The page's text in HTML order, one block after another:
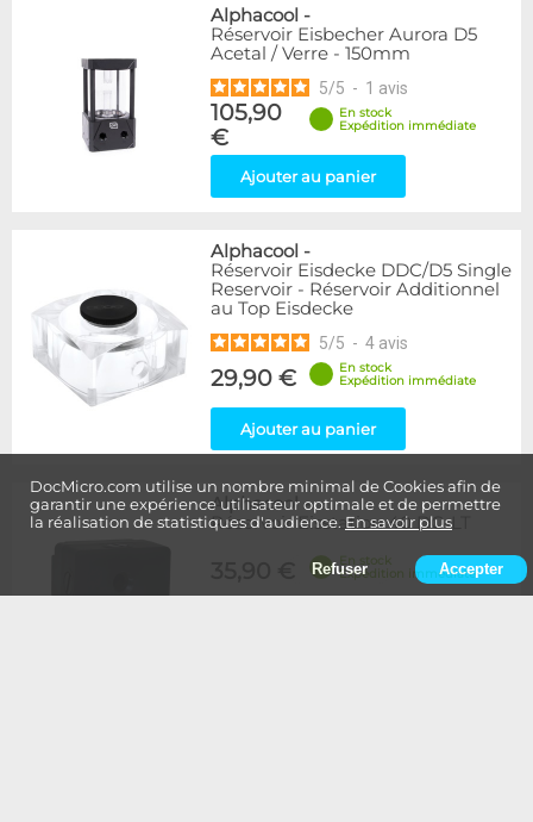
DocMicro.com utilise un nombre minimal de Cookies afin de
garantir une expérience utilisateur optimale et de permettre
la réalisation de statistiques d'audience. En savoir plus
Refuser Accepter
Alphacool -
Réservoir Eisbecher Aurora D5
Acetal / Verre - 150mm
5/5 - 1 avis
105,90
€
En stock
Expédition immédiate
Ajouter au panier
Alphacool -
Réservoir Eisdecke DDC/D5 Single
Reservoir - Réservoir Additionnel
au Top Eisdecke
5/5 - 4 avis
29,90 €
En stock
Expédition immédiate
Ajouter au panier
Alphacool-
Réservoir Eisstation 40 DC-LT
En stock
Expédition immédiate